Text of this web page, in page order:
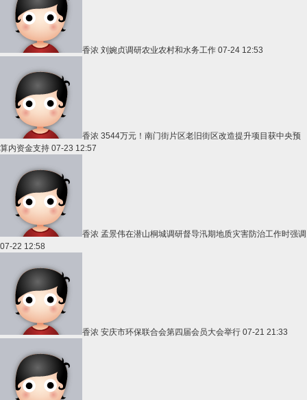
香浓 刘婉贞调研农业农村和水务工作 07-24 12:53
香浓 3544万元！南门街片区老旧街区改造提升项目获中央预
算内资金支持 07-23 12:57
香浓 孟景伟在潜山桐城调研督导汛期地质灾害防治工作时强调
07-22 12:58
香浓 安庆市环保联合会第四届会员大会举行 07-21 21:33